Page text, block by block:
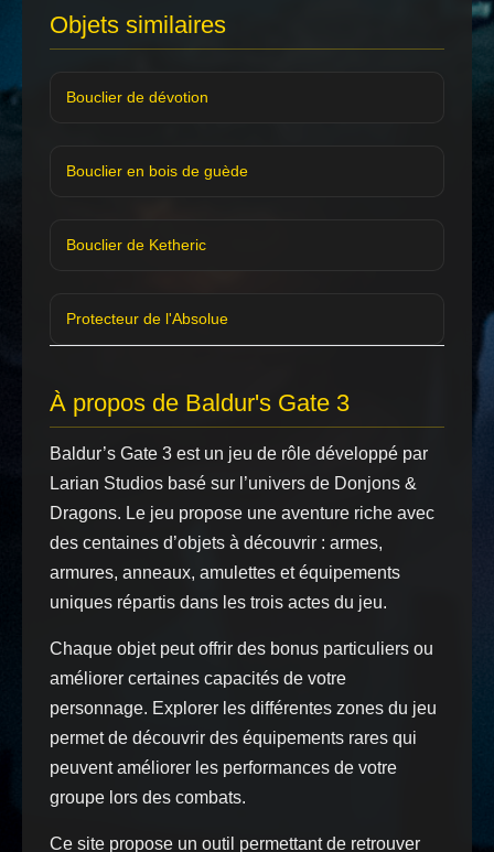
Objets similaires
Bouclier de dévotion
Bouclier en bois de guède
Bouclier de Ketheric
Protecteur de l'Absolue
À propos de Baldur's Gate 3
Baldur’s Gate 3 est un jeu de rôle développé par
Larian Studios basé sur l’univers de Donjons &
Dragons. Le jeu propose une aventure riche avec
des centaines d’objets à découvrir : armes,
armures, anneaux, amulettes et équipements
uniques répartis dans les trois actes du jeu.
Chaque objet peut offrir des bonus particuliers ou
améliorer certaines capacités de votre
personnage. Explorer les différentes zones du jeu
permet de découvrir des équipements rares qui
peuvent améliorer les performances de votre
groupe lors des combats.
Ce site propose un outil permettant de retrouver